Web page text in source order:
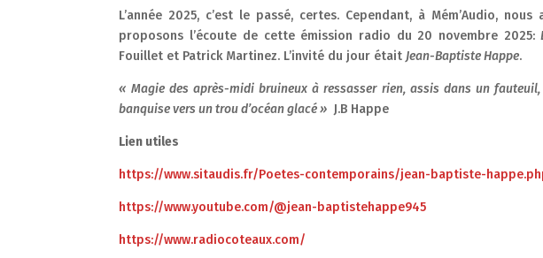
L’année 2025, c’est le passé, certes. Cependant, à Mém’Audio,
proposons l’écoute de cette émission radio du 20 novembre 2025:
Fouillet et Patrick Martinez. L’invité du jour étaitJean-Baptiste Happe.
« Magie des après-midi bruineux à ressasser rien, assis dans un
banquise vers un trou d’océan glacé » J.B Happe
Lien utiles
https://www.sitaudis.fr/Poetes-contemporains/jean-baptiste-
https://www.youtube.com/@jean-baptistehappe945
https://www.radiocoteaux.com/